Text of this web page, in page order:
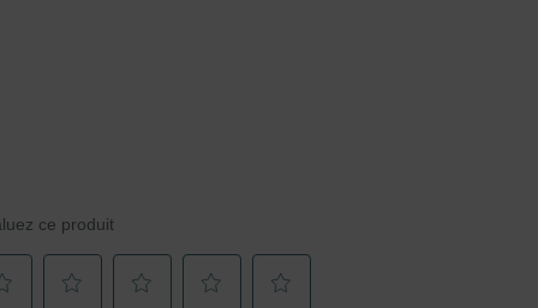
ce produit